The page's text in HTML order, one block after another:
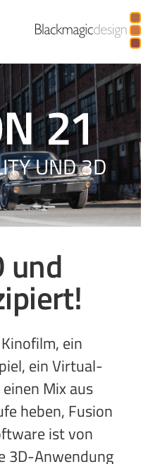
PRODUKTIONEN VERGLEICH
UND 3D
und
ein
ein Virtual-
Mix aus
heben, Fusion
ist von
3D-Anwendung